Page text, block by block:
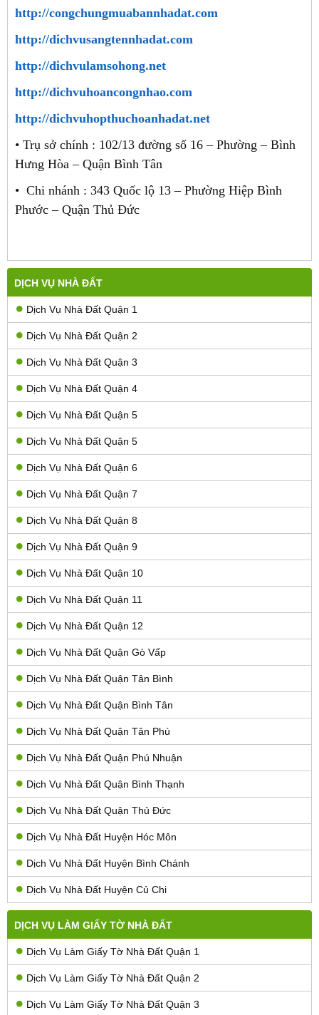
DỊCH VỤ NHÀ ĐẤT
Dịch Vụ Nhà Đất Quận 1
Dịch Vụ Nhà Đất Quận 2
Dịch Vụ Nhà Đất Quận 3
Dịch Vụ Nhà Đất Quận 4
Dịch Vụ Nhà Đất Quận 5
Dịch Vụ Nhà Đất Quận 5
Dịch Vụ Nhà Đất Quận 6
Dịch Vụ Nhà Đất Quận 7
Dịch Vụ Nhà Đất Quận 8
Dịch Vụ Nhà Đất Quận 9
Dịch Vụ Nhà Đất Quận 10
Dịch Vụ Nhà Đất Quận 11
Dịch Vụ Nhà Đất Quận 12
Dịch Vụ Nhà Đất Quận Gò Vấp
Dịch Vụ Nhà Đất Quận Tân Bình
Dịch Vụ Nhà Đất Quận Bình Tân
Dịch Vụ Nhà Đất Quận Tân Phú
Dịch Vụ Nhà Đất Quận Phú Nhuận
Dịch Vụ Nhà Đất Quận Bình Thạnh
Dịch Vụ Nhà Đất Quận Thủ Đức
Dịch Vụ Nhà Đất Huyện Hóc Môn
Dịch Vụ Nhà Đất Huyện Bình Chánh
Dịch Vụ Nhà Đất Huyện Củ Chi
DỊCH VỤ LÀM GIẤY TỜ NHÀ ĐẤT
Dịch Vụ Làm Giấy Tờ Nhà Đất Quận 1
Dịch Vụ Làm Giấy Tờ Nhà Đất Quận 2
Dịch Vụ Làm Giấy Tờ Nhà Đất Quận 3
http://congchungmuabannhadat.com
http://dichvusangtennhadat.com
http://dichvulamsohong.net
http://dichvuhoancongnhao.com
http://dichvuhopthuchoanhadat.net
• Trụ sở chính : 102/13 đường số 16 – Phường – Bình
Hưng Hòa – Quận Bình Tân
• Chi nhánh : 343 Quốc lộ 13 – Phường Hiệp Bình
Phước – Quận Thủ Đức